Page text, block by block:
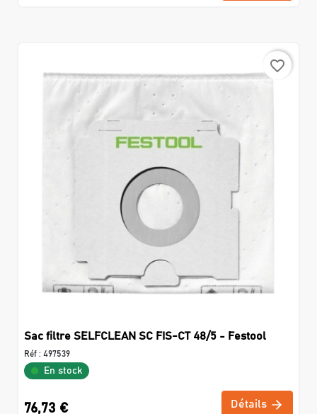
favorite_border
Sac filtre SELFCLEAN SC FIS-CT 48/5 - Festool
Réf : 497539
En stock
76,73 € Détails